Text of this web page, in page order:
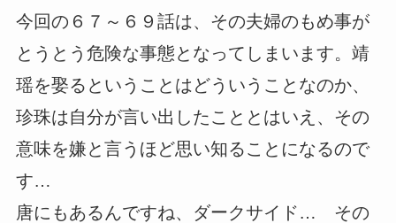
今回の６７～６９話は、その夫婦のもめ事が
とうとう危険な事態となってしまいます。靖
瑶を娶るということはどういうことなのか、
珍珠は自分が言い出したこととはいえ、その
意味を嫌と言うほど思い知ることになるので
す…
唐にもあるんですね、ダークサイド… その